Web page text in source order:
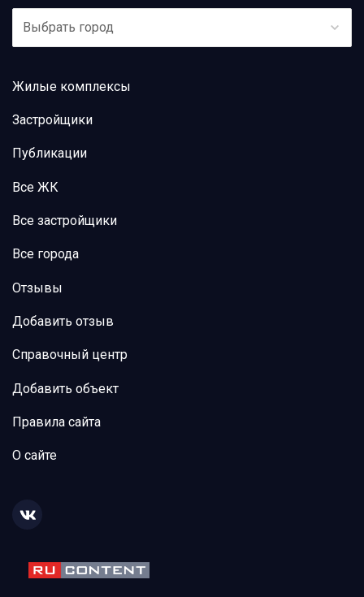
Выбрать город
Жилые комплексы
Застройщики
Публикации
Все ЖК
Все застройщики
Все города
Отзывы
Добавить отзыв
Справочный центр
Добавить объект
Правила сайта
О сайте